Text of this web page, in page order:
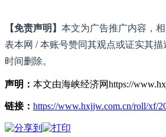
【免责声明】 本文为广告推广内容，
表本网 / 本账号赞同其观点或证实其
时间删除。
声明： 本文由海峡经济网https://
链接： https://www.hxjjw.com.cn/roll/xf/